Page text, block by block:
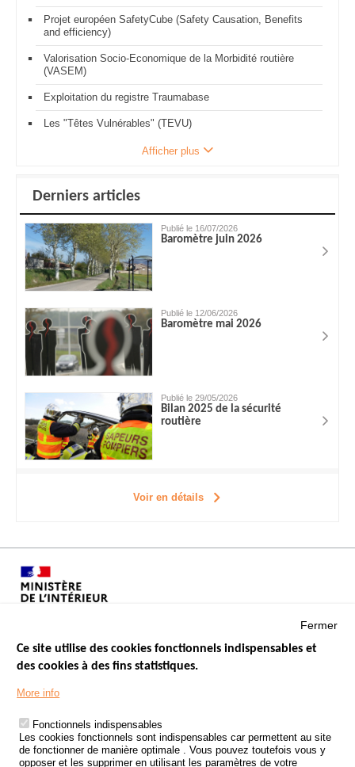
Projet européen SafetyCube (Safety Causation, Benefits
and efficiency)
Valorisation Socio-Economique de la Morbidité routière
(VASEM)
Exploitation du registre Traumabase
Les "Têtes Vulnérables" (TEVU)
Afficher plus
Derniers articles
Publié le 16/07/2026
Baromètre juin 2026
Publié le 12/06/2026
Baromètre mai 2026
Publié le 29/05/2026
Bilan 2025 de la sécurité
routière
Voir en détails
Menu
Footer
LES SITES PUBLICS
ÉTAT DE L’INSÉCURITÉ ROUTIÈRE
TRAITEMENT DES DONNÉES PERSONNELLES DES ACCIDENTS DE
LA ROUTE
Fermer
Ce site utilise des cookies fonctionnels indispensables et
des cookies à des fins statistiques.
More info
Fonctionnels indispensables
Les cookies fonctionnels sont indispensables car permettent au site
de fonctionner de manière optimale . Vous pouvez toutefois vous y
opposer et les supprimer en utilisant les paramètres de votre